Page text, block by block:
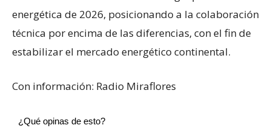
energética de 2026, posicionando a la colaboración
técnica por encima de las diferencias, con el fin de
estabilizar el mercado energético continental.
Con información: Radio Miraflores
¿Qué opinas de esto?